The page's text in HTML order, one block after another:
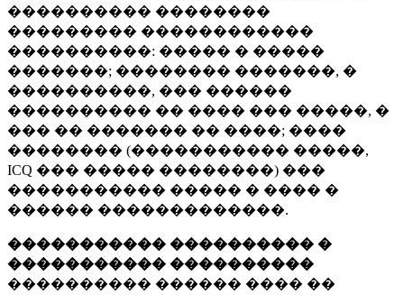
���������� ��������
��������� ������������
����������: ����� � �����
�������; �������� �������, �
����������, ��� ������
���������� �� ���� ��� �����, �
��� �� ������� �� ����; ����
�������� (����������� �����,
ICQ ��� ����� ��������) ���
����������� ����� � ���� �
������ �������������.
����������� ���������� �
����������� ����������
���������� ������ ���� ��